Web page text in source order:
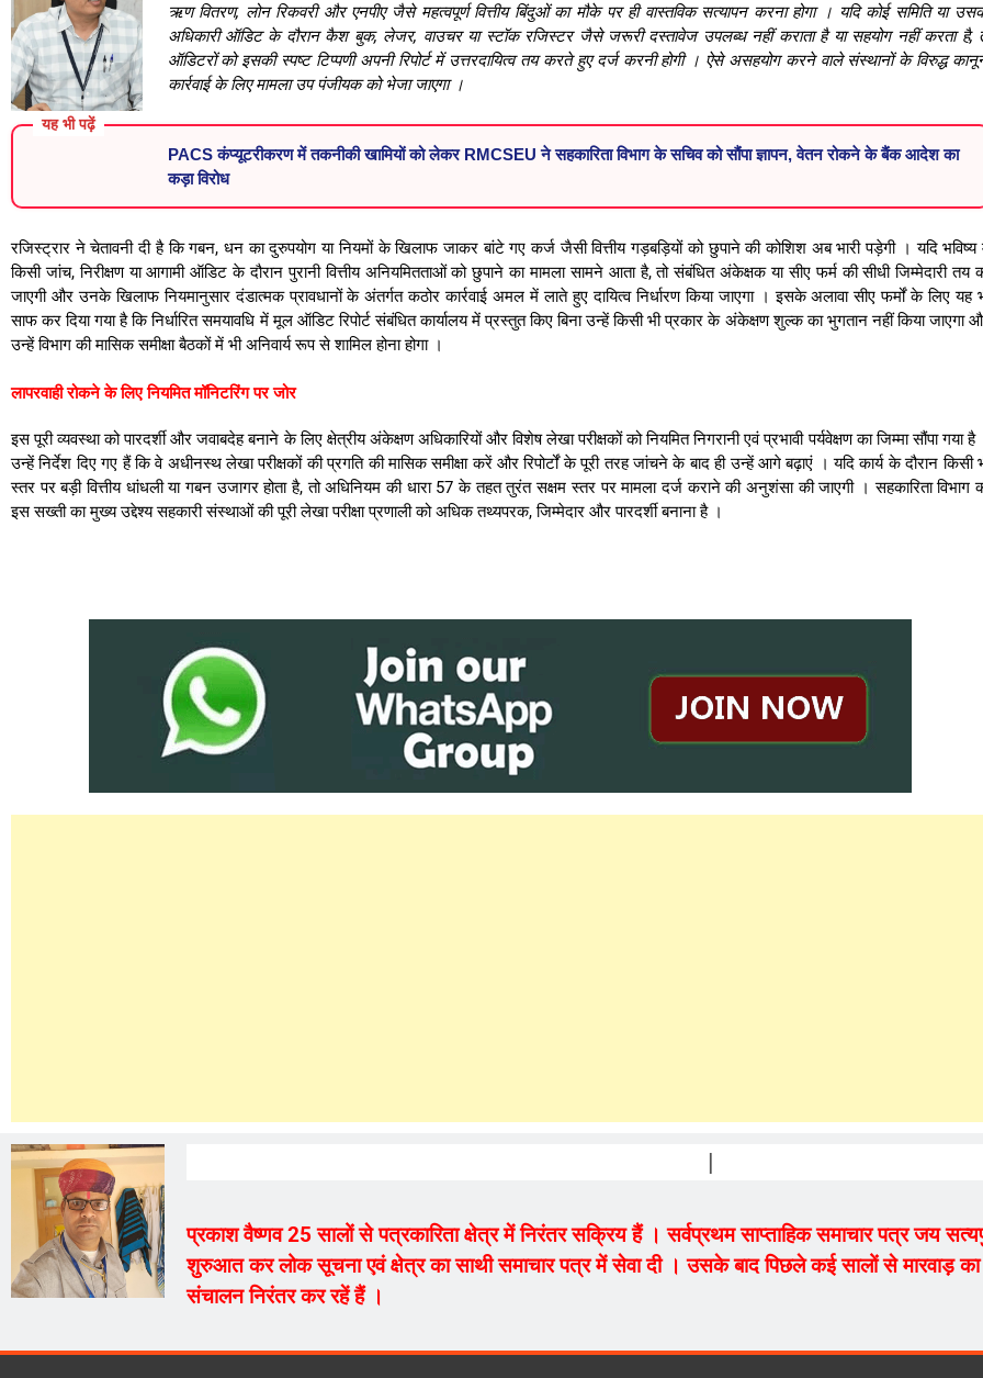
सहकारिता विभाग
ऋण वितरण, लोन रिकवरी और एनपीए जैसे महत्वपूर्ण वित्तीय बिंदुओं का मौके पर ही वास्तविक सत्यापन करना होगा । यदि कोई समिति या
अधिकारी ऑडिट के दौरान कैश बुक, लेजर, वाउचर या स्टॉक रजिस्टर जैसे जरूरी दस्तावेज उपलब्ध नहीं कराता है या सहयोग नहीं करता है,
ऑडिटरों को इसकी स्पष्ट टिप्पणी अपनी रिपोर्ट में उत्तरदायित्व तय करते हुए दर्ज करनी होगी । ऐसे असहयोग करने वाले संस्थानों के विरुद्ध
कार्रवाई के लिए मामला उप पंजीयक को भेजा जाएगा ।
यह भी पढ़ें
PACS कंप्यूटरीकरण में तकनीकी खामियों को लेकर RMCSEU ने सहकारिता विभाग के सचिव को सौंपा ज्ञापन, वेतन रोकने के बैंक आदेश का
कड़ा विरोध
रजिस्ट्रार ने चेतावनी दी है कि गबन, धन का दुरुपयोग या नियमों के खिलाफ जाकर बांटे गए कर्ज जैसी वित्तीय गड़बड़ियों को छुपाने की कोशिश अब भारी पड़ेगी ।यदि भविष्य
किसी जांच, निरीक्षण या आगामी ऑडिट के दौरान पुरानी वित्तीय अनियमितताओं को छुपाने का मामला सामने आता है, तो संबंधित अंकेक्षक या सीए फर्म की सीधी जिम्मेदारी तय
जाएगी और उनके खिलाफ नियमानुसार दंडात्मक प्रावधानों के अंतर्गत कठोर कार्रवाई अमल में लाते हुए दायित्व निर्धारण किया जाएगा ।इसके अलावा सीए फर्मों के लिए यह
साफ कर दिया गया है कि निर्धारित समयावधि में मूल ऑडिट रिपोर्ट संबंधित कार्यालय में प्रस्तुत किए बिना उन्हें किसी भी प्रकार के अंकेक्षण शुल्क का भुगतान नहीं किया जाएगा
उन्हें विभाग की मासिक समीक्षा बैठकों में भी अनिवार्य रूप से शामिल होना होगा ।
लापरवाही रोकने के लिए नियमित मॉनिटरिंग पर जोर
इस पूरी व्यवस्था को पारदर्शी और जवाबदेह बनाने के लिए क्षेत्रीय अंकेक्षण अधिकारियों और विशेष लेखा परीक्षकों को नियमित निगरानी एवं प्रभावी पर्यवेक्षण का जिम्मा सौंपा गया है
उन्हें निर्देश दिए गए हैं कि वे अधीनस्थ लेखा परीक्षकों की प्रगति की मासिक समीक्षा करें और रिपोर्टों के पूरी तरह जांचने के बाद ही उन्हें आगे बढ़ाएं । यदि कार्य के दौरान किसी
स्तर पर बड़ी वित्तीय धांधली या गबन उजागर होता है, तो अधिनियम की धारा 57 के तहत तुरंत सक्षम स्तर पर मामला दर्ज कराने की अनुशंसा की जाएगी । सहकारिता विभाग
इस सख्ती का मुख्य उद्देश्य सहकारी संस्थाओं की पूरी लेखा परीक्षा प्रणाली को अधिक तथ्यपरक, जिम्मेदार और पारदर्शी बनाना है ।
PRAKASH V
प्रकाश वैष्णव 25 सालों से पत्रकारिता क्षेत्र में निरंतर सक्रिय हैं । सर्वप्रथम साप्ताहिक समाचार पत्र जय
शुरुआत कर लोक सूचना एवं क्षेत्र का साथी समाचार पत्र में सेवा दी । उसके बाद पिछले कई सालों से मारवाड़ का
संचालन निरंतर कर रहें हैं ।